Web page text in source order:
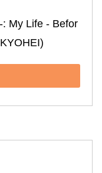
My Life ‐ Befor